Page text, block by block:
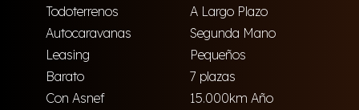
Todoterrenos
A Largo Plazo
Autocaravanas
Segunda Mano
Leasing
Pequeños
Barato
7 plazas
Con Asnef
15.000km Año